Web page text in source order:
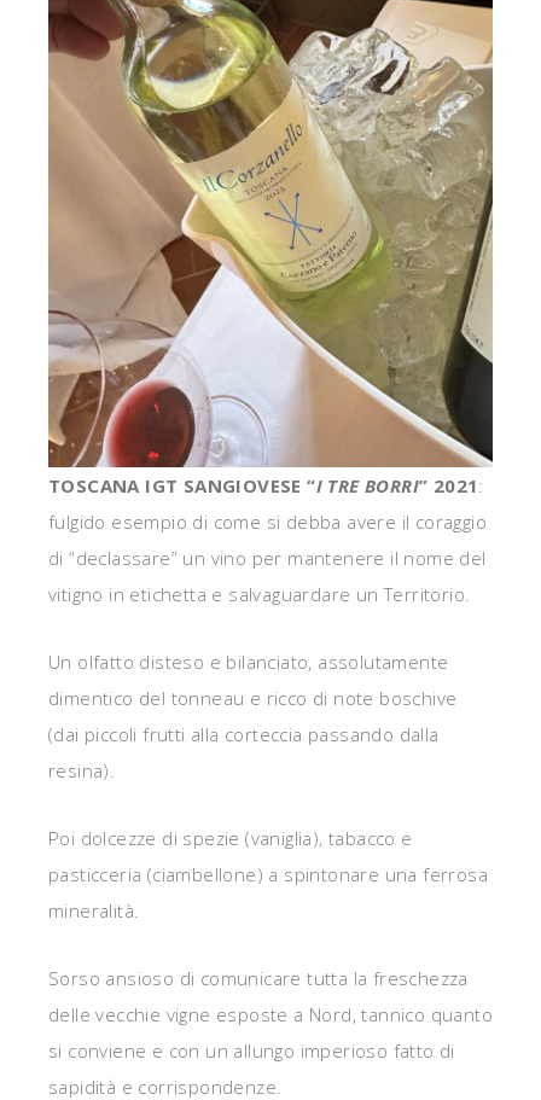
TOSCANA IGT SANGIOVESE “I TRE BORRI” 2021:
fulgido esempio di come si debba avere il coraggio
di “declassare” un vino per mantenere il nome del
vitigno in etichetta e salvaguardare un Territorio.
Un olfatto disteso e bilanciato, assolutamente
dimentico del tonneau e ricco di note boschive
(dai piccoli frutti alla corteccia passando dalla
resina).
Poi dolcezze di spezie (vaniglia), tabacco e
pasticceria (ciambellone) a spintonare una ferrosa
mineralità.
Sorso ansioso di comunicare tutta la freschezza
delle vecchie vigne esposte a Nord, tannico quanto
si conviene e con un allungo imperioso fatto di
sapidità e corrispondenze.